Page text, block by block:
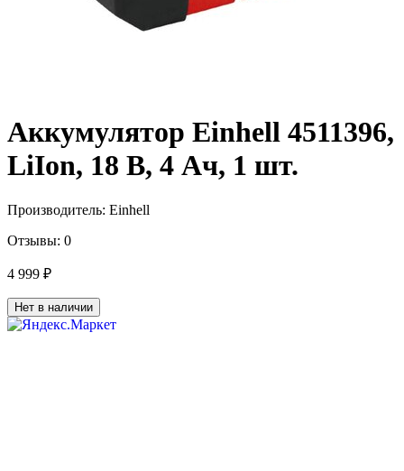
Аккумулятор Einhell 4511396,
LiIon, 18 В, 4 Ач, 1 шт.
Производитель: Einhell
Отзывы: 0
4 999 ₽
Нет в наличии